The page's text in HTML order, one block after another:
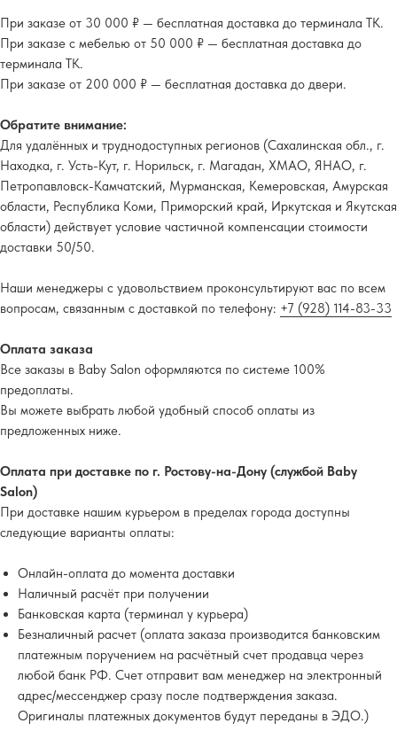
При заказе от 30 000 ₽ — бесплатная доставка до терминала ТК.
При заказе с мебелью от 50 000 ₽ — бесплатная доставка до
терминала ТК.
При заказе от 200 000 ₽ — бесплатная доставка до двери.
Обратите внимание:
Для удалённых и труднодоступных регионов (Сахалинская обл., г.
Находка, г. Усть-Кут, г. Норильск, г. Магадан, ХМАО, ЯНАО, г.
Петропавловск-Камчатский, Мурманская, Кемеровская, Амурская
области, Республика Коми, Приморский край, Иркутская и Якутская
области) действует условие частичной компенсации стоимости
доставки 50/50.
Наши менеджеры с удовольствием проконсультируют вас по всем
вопросам, связанным с доставкой по телефону: +7 (928) 114-83-33
Оплата заказа
Все заказы в Baby Salon оформляются по системе 100%
предоплаты.
Вы можете выбрать любой удобный способ оплаты из
предложенных ниже.
Оплата при доставке по г. Ростову-на-Дону (службой Baby
Salon)
При доставке нашим курьером в пределах города доступны
следующие варианты оплаты:
Онлайн-оплата до момента доставки
Наличный расчёт при получении
Банковская карта (терминал у курьера)
Безналичный расчет (оплата заказа производится банковским
платежным поручением на расчётный счет продавца через
любой банк РФ. Счет отправит вам менеджер на электронный
адрес/мессенджер сразу после подтверждения заказа.
Оригиналы платежных документов будут переданы в ЭДО.)